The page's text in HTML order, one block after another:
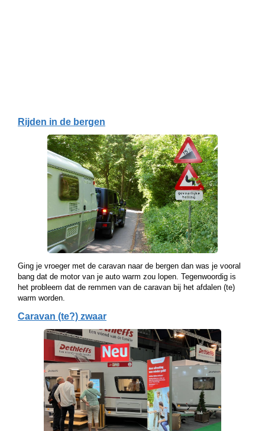
Rijden in de bergen
Ging je vroeger met de caravan naar de bergen dan was je vooral
bang dat de motor van je auto warm zou lopen. Tegenwoordig is
het probleem dat de remmen van de caravan bij het afdalen (te)
warm worden.
Caravan (te?) zwaar